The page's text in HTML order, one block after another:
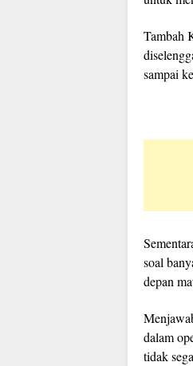
Tambah
sampai
soal
depan
dalam
tidak